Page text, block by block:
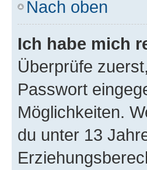
Nach oben
Ich habe mich
Überprüfe
Passwort
Möglichkeiten.
du unter 13